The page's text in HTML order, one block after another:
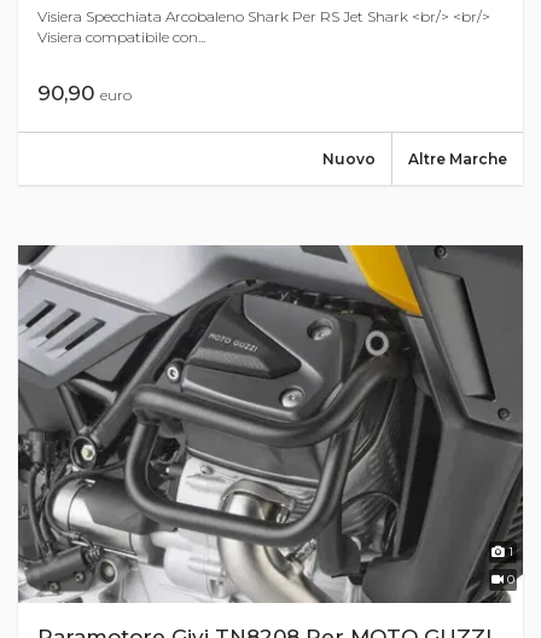
Visiera Specchiata Arcobaleno Shark Per RS Jet Shark <br/> <br/>
Visiera compatibile con...
90,90 euro
Altre Marche
Nuovo
1
0